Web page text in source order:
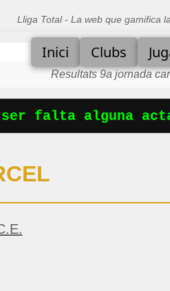
Lliga Total - La web que gamifica
Inici Clubs
Resultats 9a jornada
falta alguna acta)